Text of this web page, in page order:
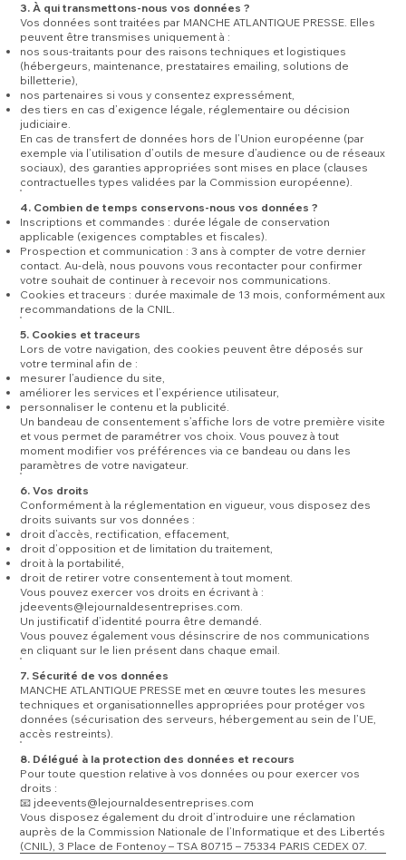
3. À qui transmettons-nous vos données ?
Vos données sont traitées par MANCHE ATLANTIQUE PRESSE. Elles
peuvent être transmises uniquement à :
nos sous-traitants pour des raisons techniques et logistiques
(hébergeurs, maintenance, prestataires emailing, solutions de
billetterie),
nos partenaires si vous y consentez expressément,
des tiers en cas d’exigence légale, réglementaire ou décision
judiciaire.
En cas de transfert de données hors de l’Union européenne (par
exemple via l’utilisation d’outils de mesure d’audience ou de réseaux
sociaux), des garanties appropriées sont mises en place (clauses
contractuelles types validées par la Commission européenne).
4. Combien de temps conservons-nous vos données ?
Inscriptions et commandes : durée légale de conservation
applicable (exigences comptables et fiscales).
Prospection et communication : 3 ans à compter de votre dernier
contact. Au-delà, nous pouvons vous recontacter pour confirmer
votre souhait de continuer à recevoir nos communications.
Cookies et traceurs : durée maximale de 13 mois, conformément aux
recommandations de la CNIL.
5. Cookies et traceurs
Lors de votre navigation, des cookies peuvent être déposés sur
votre terminal afin de :
mesurer l’audience du site,
améliorer les services et l’expérience utilisateur,
personnaliser le contenu et la publicité.
Un bandeau de consentement s’affiche lors de votre première visite
et vous permet de paramétrer vos choix. Vous pouvez à tout
moment modifier vos préférences via ce bandeau ou dans les
paramètres de votre navigateur.
6. Vos droits
Conformément à la réglementation en vigueur, vous disposez des
droits suivants sur vos données :
droit d’accès, rectification, effacement,
droit d’opposition et de limitation du traitement,
droit à la portabilité,
droit de retirer votre consentement à tout moment.
Vous pouvez exercer vos droits en écrivant à :
jdeevents@lejournaldesentreprises.com.
Un justificatif d’identité pourra être demandé.
Vous pouvez également vous désinscrire de nos communications
en cliquant sur le lien présent dans chaque email.
7. Sécurité de vos données
MANCHE ATLANTIQUE PRESSE met en œuvre toutes les mesures
techniques et organisationnelles appropriées pour protéger vos
données (sécurisation des serveurs, hébergement au sein de l’UE,
accès restreints).
8. Délégué à la protection des données et recours
Pour toute question relative à vos données ou pour exercer vos
droits :
📧 jdeevents@lejournaldesentreprises.com
Vous disposez également du droit d’introduire une réclamation
auprès de la Commission Nationale de l’Informatique et des Libertés
(CNIL), 3 Place de Fontenoy – TSA 80715 – 75334 PARIS CEDEX 07.